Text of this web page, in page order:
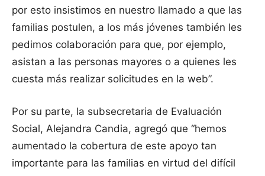
por esto insistimos en nuestro llamado a que las
familias postulen, a los más jóvenes también les
pedimos colaboración para que, por ejemplo,
asistan a las personas mayores o a quienes les
cuesta más realizar solicitudes en la web”.
Por su parte, la subsecretaria de Evaluación
Social, Alejandra Candia, agregó que “hemos
aumentado la cobertura de este apoyo tan
importante para las familias en virtud del difícil